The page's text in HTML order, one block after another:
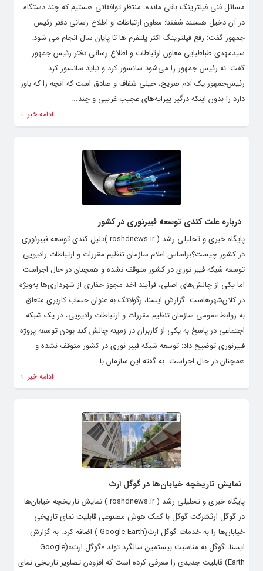
مسائل فنی فیلترینگ باقی مانده، منتظر توافقاتی هستیم که چند دستگاه
در آن دخیل هستند شفقنا: معاون ارتباطات و اطلاع رسانی دفتر رئیس
جمهور گفت: رفع فیلترینگ اکثر پلتفرم ها تا پایان سال انجام می شود.
سیدمهدی طباطبایی معاون ارتباطات و اطلاع رسانی دفتر رئیس جمهور
گفت: نه رئیس جمهور را می‌شود سانسور کرد و نباید سانسور کرد.
رئیس‌جمهور یک آدم صریح، خیلی شفاف و صادق است که آنچه را که باور
دارد را بدون اینکه درگیر پیرایه‌های عجیب غریبی و چند...
ادامه خبر
درباره علت کندی توسعه فیبرنوری در کشور
پایگاه خبری و تحلیلی رشد ( roshdnews.ir )دلیل کندی توسعه فیبرنوری
در کشور چیست؟براساس اعلام سازمان تنظیم مقررات و ارتباطات رادیویی
توسعه شبکه فیبر نوری در کشور متوقف نشده و همچنان در حال اجراست
اما یکی از چالش‌های اصلی، فرآیند اخذ مجوز حفاری از شهرداری‌ها به‌ویژه
در کلان‌شهرهاست. گزارش ایسنا، رگولاتک به عنوان حساب کاربری متعلق
به روابط عمومی سازمان تنظیم مقررات و ارتباطات رادیویی، در یک شبکه
اجتماعی در پاسخ به یکی از کاربران در زمینه چالش کند بودن توسعه پروژه
فیبرنوری توضیح داد: توسعه شبکه فیبر نوری در کشور متوقف نشده و
همچنان در حال اجراست. به گفته این سازمان با...
ادامه خبر
نمایش تاریخچه خیابان‌ها در گوگل ارث
پایگاه خبری و تحلیلی رشد ( roshdnews.ir ) نمایش تاریخچه خیابان‌ها
در گوگل ارثشرکت گوگل با کمک هوش مصنوعی قابلیت نمای تاریخی
خیابان‌ها را به خدمات گوگل ارث(Google Earth ) اضافه کرد. به گزارش
ایسنا، گوگل به مناسبت بیستمین سالگرد تولد «گوگل ارث»(Google
Earth) قابلیت جدیدی را معرفی کرده است که افزودن تصاویر تاریخی نمای